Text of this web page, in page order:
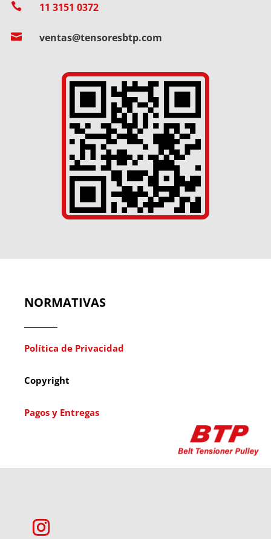
 11 3151 0372
 ventas@tensoresbtp.com
NORMATIVAS
Política de Privacidad
Copyright
Pagos y Entregas